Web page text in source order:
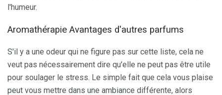
l'humeur.
Aromathérapie Avantages d'autres parfums
S'il y a une odeur qui ne figure pas sur cette liste, cela ne
veut pas nécessairement dire qu'elle ne peut pas être utile
pour soulager le stress. Le simple fait que cela vous plaise
peut vous mettre dans une ambiance différente, alors